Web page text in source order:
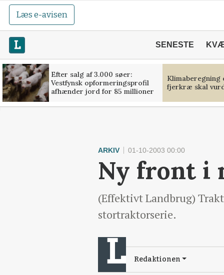
Læs e-avisen
SENESTE
Efter salg af 3.000 søer:
Vestfynsk opformeringsprofil
afhænder jord for 85 millioner
fjerkræ skal
ARKIV 01-10-2003 00:00
Ny front i
(Effektivt Landbrug)
stortraktorserie.
Redaktionen